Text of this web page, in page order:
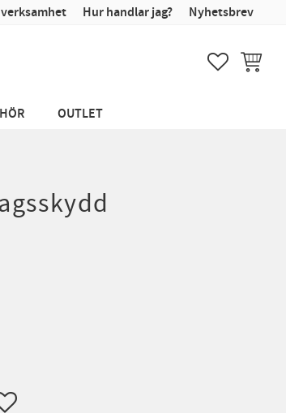
Hur handlar jag? Nyhetsbrev
FAVORITER
OUTLET
till i favoriter